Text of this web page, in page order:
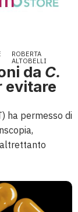
ROBERTA
ALTOBELLI
da C.
evitare
ha permesso di
altrettanto